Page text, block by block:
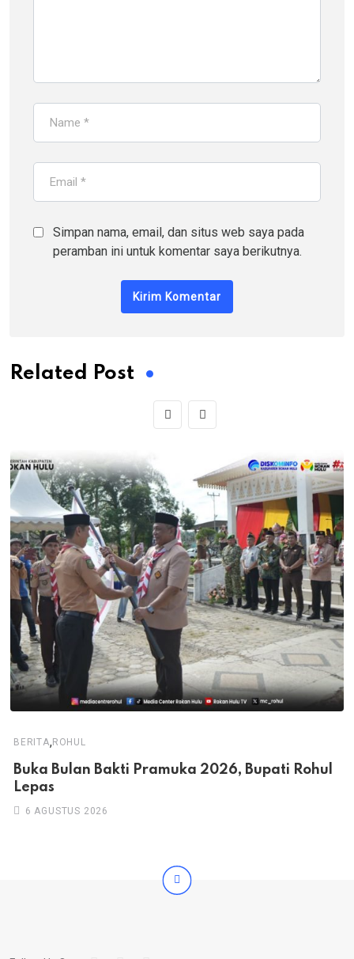
Simpan nama, email, dan situs web saya pada
peramban ini untuk komentar saya berikutnya.
Related Post
BERITA,ROHUL
Buka Bulan Bakti Pramuka 2026, Bupati Rohul
Lepas
6 AGUSTUS 2026